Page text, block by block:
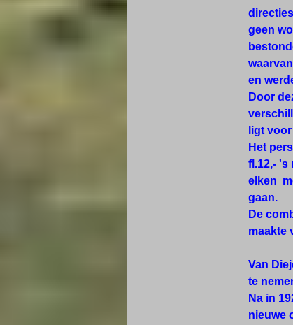
geen
en
Door
ligt
Het
fl.12,- 's
elken
gaan.
De
maakte
Van
te
Na in
nieuwe